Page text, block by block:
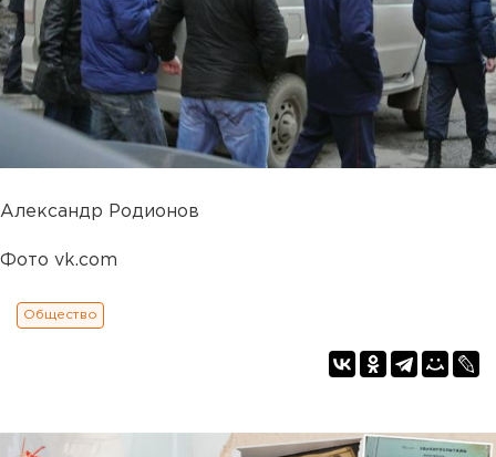
Александр Родионов
Фото vk.com
Общество